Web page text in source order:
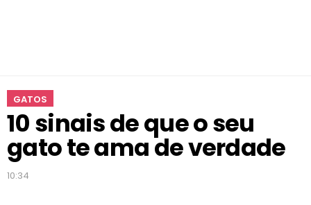
d
e
v
GATOS
10 sinais de que o seu
gato te ama de verdade
10:34